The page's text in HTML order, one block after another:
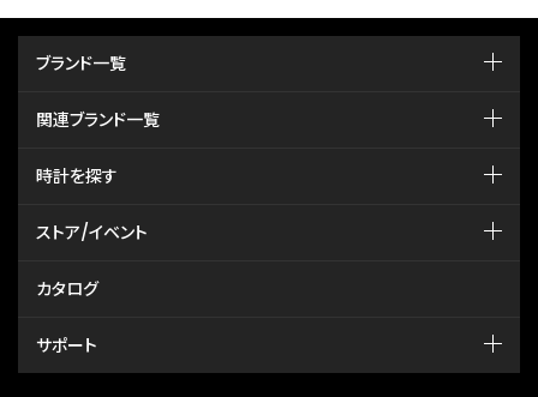
ブランド一覧
関連ブランド一覧
時計を探す
ストア/イベント
カタログ
サポート